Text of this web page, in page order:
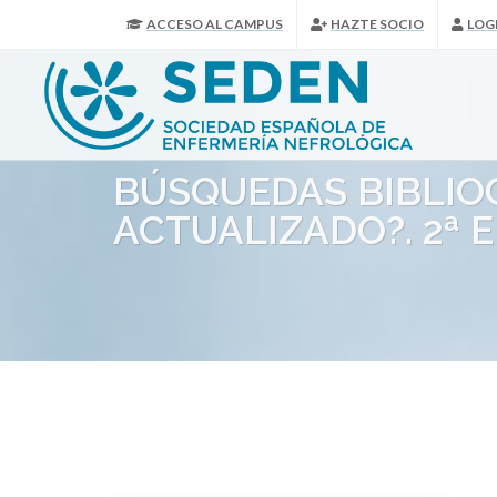
ACCESO AL CAMPUS HAZTE SOCIO
BÚSQUEDAS
ACTUALIZADO?. 2ª